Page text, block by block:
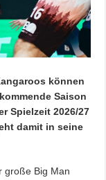
können
Saison
Spielzeit 2026/27
damit in seine
große Big Man